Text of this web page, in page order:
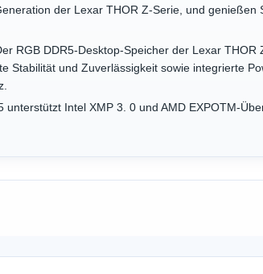
der Lexar THOR Z-Serie, und genießen
RGB DDR5-Desktop-Speicher der Lexar THOR
Stabilität und Zuverlässigkeit sowie integrierte
Intel XMP 3. 0 und AMD EXPOTM-